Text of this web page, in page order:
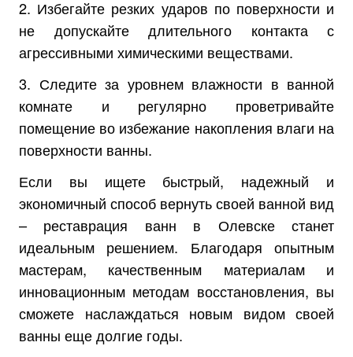
2. Избегайте резких ударов по поверхности и
не допускайте длительного контакта с
агрессивными химическими веществами.
3. Следите за уровнем влажности в ванной
комнате и регулярно проветривайте
помещение во избежание накопления влаги на
поверхности ванны.
Если вы ищете быстрый, надежный и
экономичный способ вернуть своей ванной вид
– реставрация ванн в Олевске станет
идеальным решением. Благодаря опытным
мастерам, качественным материалам и
инновационным методам восстановления, вы
сможете наслаждаться новым видом своей
ванны еще долгие годы.